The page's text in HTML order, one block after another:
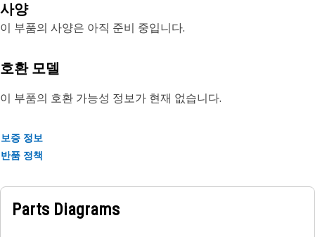
사양
이 부품의 사양은 아직 준비 중입니다.
호환 모델
이 부품의 호환 가능성 정보가 현재 없습니다.
보증 정보
반품 정책
Parts Diagrams